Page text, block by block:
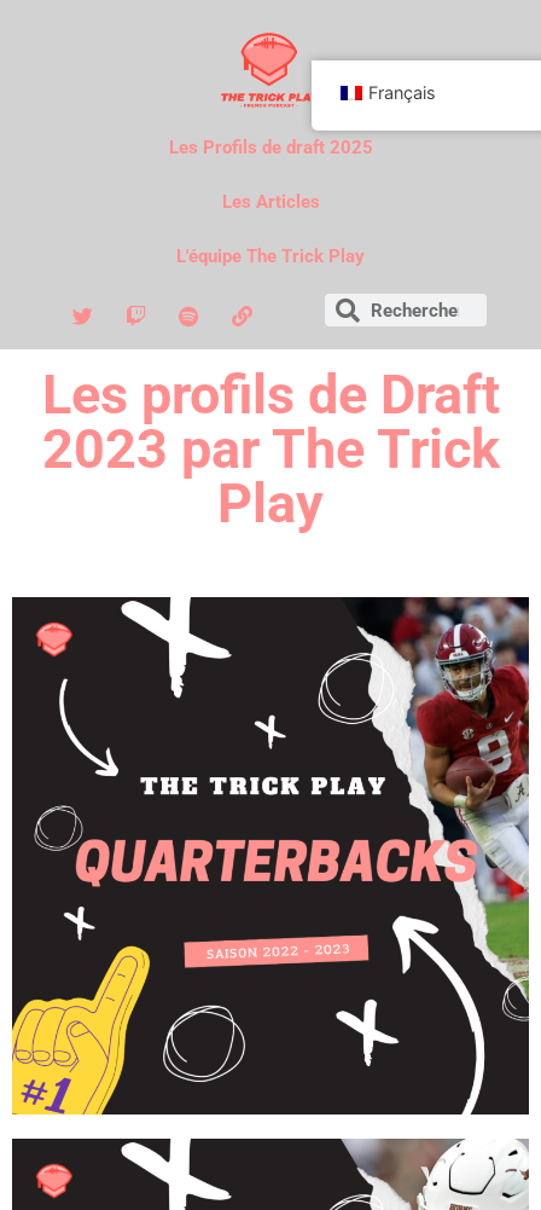
Les Profils de draft 2025
Les Articles
L'équipe The Trick Play
Les profils de Draft
2023 par The Trick
Play
Français